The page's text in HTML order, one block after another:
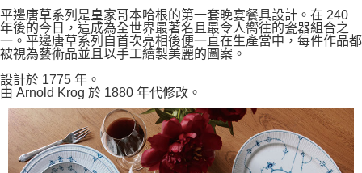
平邊唐草系列是皇家哥本哈根的第一套晚宴餐具設計。在 240
年後的今日，這成為全世界最著名且最令人嚮往的瓷器組合之
一。平邊唐草系列自首次亮相後便一直在生產當中，每件作品都
被視為藝術品並且以手工繪製美麗的圖案。
設計於 1775 年。
由 Arnold Krog 於 1880 年代修改。